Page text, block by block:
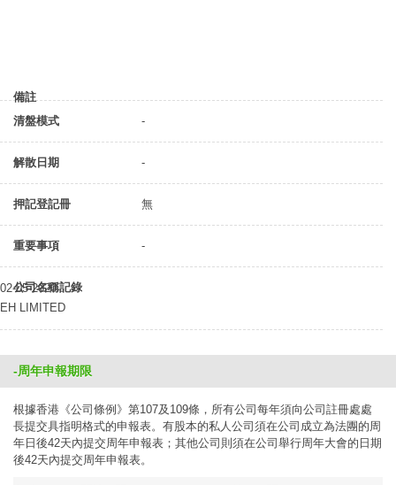
備註
清盤模式
-
解散日期 -
押記登記冊 無
重要事項 -
公司名稱記錄
02-05-2020
EH LIMITED
-周年申報期限
根據香港《公司條例》第107及109條，所有公司每年須向公司註冊處處
長提交具指明格式的申報表。有股本的私人公司須在公司成立為法團的周
年日後42天內提交周年申報表；其他公司則須在公司舉行周年大會的日期
後42天內提交周年申報表。